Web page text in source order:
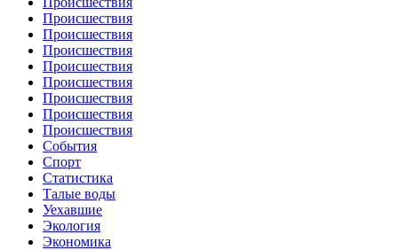
Происшествия
Происшествия
Происшествия
Происшествия
Происшествия
Происшествия
Происшествия
Происшествия
События
Спорт
Статистика
Талые воды
Уехавшие
Экология
Экономика